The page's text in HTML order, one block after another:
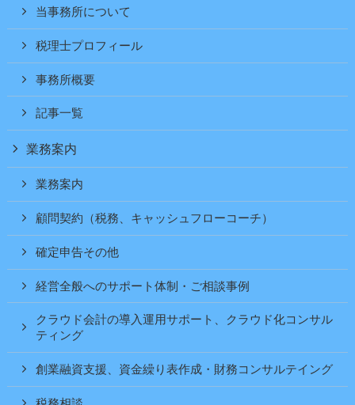
当事務所について
税理士プロフィール
事務所概要
記事一覧
業務案内
業務案内
顧問契約（税務、キャッシュフローコーチ）
確定申告その他
経営全般へのサポート体制・ご相談事例
クラウド会計の導入運用サポート、クラウド化コンサル
ティング
創業融資支援、資金繰り表作成・財務コンサルテイング